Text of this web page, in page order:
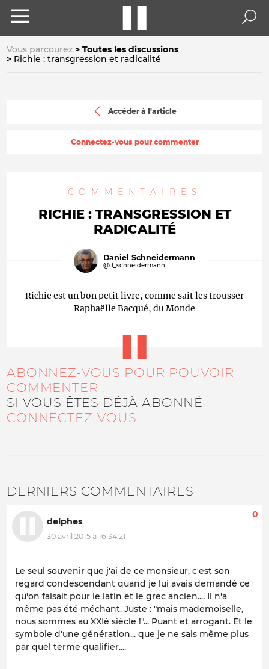
Vous parcourez
Toutes les discussions
Richie : transgression et radicalité
Accéder à l'article
Connectez-vous pour commenter
COMMENTAIRES
RICHIE : TRANSGRESSION ET
RADICALITÉ
Daniel Schneidermann
@d_schneidermann
Richie est un bon petit livre, comme sait les trousser
Raphaëlle Bacqué, du Monde
ABONNEZ-VOUS POUR POUVOIR
COMMENTER !
SI VOUS ÊTES DÉJÀ ABONNÉ
CONNECTEZ-VOUS
DERNIERS COMMENTAIRES
delphes
30 avril 2015 à 16:34:21
0
Le seul souvenir que j'ai de ce monsieur, c'est son
regard condescendant quand je lui avais demandé ce
qu'on faisait pour le latin et le grec ancien.... Il n'a
même pas été méchant. Juste : "mais mademoiselle,
nous sommes au XXIè siècle !"... Puant et arrogant. Et le
symbole d'une génération... que je ne sais même plus
par quel terme qualifier....